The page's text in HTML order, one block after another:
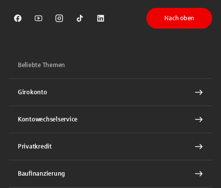
Sparkasse auf Facebook
Sparkasse auf Youtube
Sparkasse auf Instagram
Sparkasse auf TikTok
Sparkasse auf LinkedIn
Nach oben
Beliebte Themen
Girokonto
Kontowechselservice
Privatkredit
Baufinanzierung